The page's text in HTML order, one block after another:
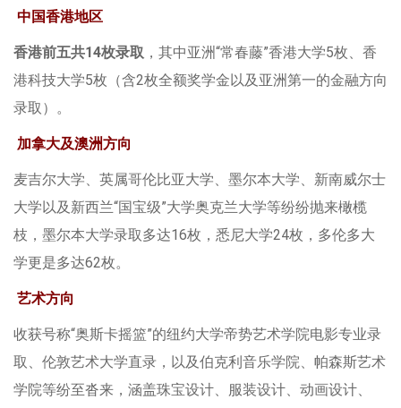
中国香港地区
香港前五共14枚录取 ，其中亚洲“常春藤”香港大学5枚、香
港科技大学5枚（含2枚全额奖学金以及亚洲第一的金融方向
录取）。
加拿大及澳洲方向
麦吉尔大学、英属哥伦比亚大学、墨尔本大学、新南威尔士
大学以及新西兰“国宝级”大学奥克兰大学等纷纷抛来橄榄
枝，墨尔本大学录取多达16枚，悉尼大学24枚，多伦多大
学更是多达62枚。
艺术方向
收获号称“奥斯卡摇篮”的纽约大学帝势艺术学院电影专业录
取、伦敦艺术大学直录，以及伯克利音乐学院、帕森斯艺术
学院等纷至沓来，涵盖珠宝设计、服装设计、动画设计、